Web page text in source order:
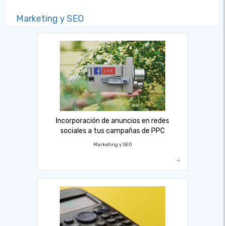
Marketing y SEO
Incorporación de anuncios en redes
sociales a tus campañas de PPC
Marketing y SEO